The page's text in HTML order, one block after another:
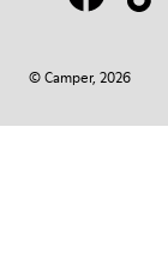
© Camper, 2026